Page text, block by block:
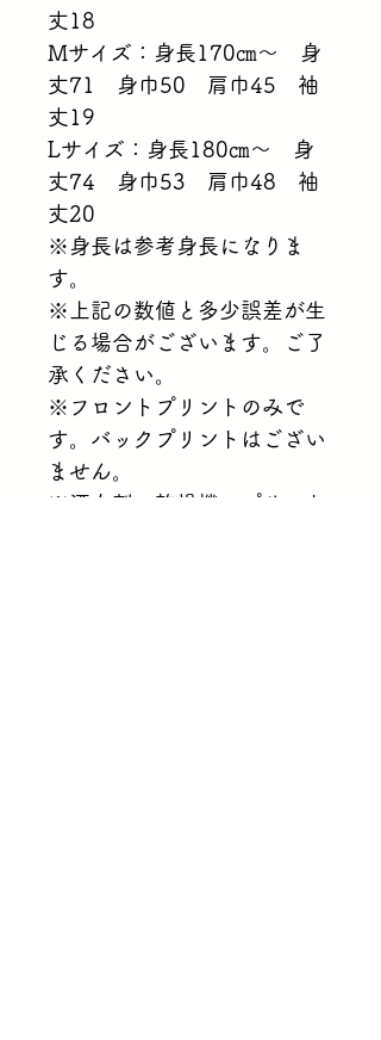
丈18
Mサイズ：身長170㎝～　身
丈71　身巾50　肩巾45　袖
丈19
Lサイズ：身長180㎝～　身
丈74　身巾53　肩巾48　袖
丈20
※身長は参考身長になりま
す。
※上記の数値と多少誤差が生
じる場合がございます。ご了
承ください。
※フロントプリントのみで
す。バックプリントはござい
ません。
※漂白剤・乾燥機・プリント